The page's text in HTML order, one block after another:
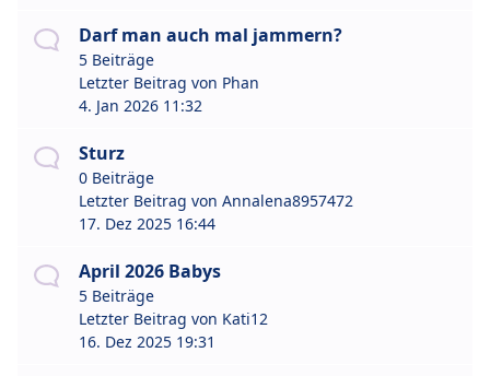
Darf man auch mal jammern?
5 Beiträge
Letzter Beitrag von Phan
4. Jan 2026 11:32
Sturz
0 Beiträge
Letzter Beitrag von Annalena8957472
17. Dez 2025 16:44
April 2026 Babys
5 Beiträge
Letzter Beitrag von Kati12
16. Dez 2025 19:31